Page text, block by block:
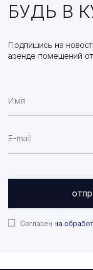
БУДЬ В
Подпишись на
аренде помещений
Согласен на